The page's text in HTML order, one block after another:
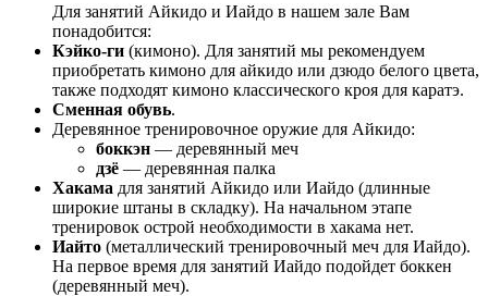
Для занятий Айкидо и Иайдо в нашем зале Вам
понадобится:
Кэйко-ги (кимоно). Для занятий мы рекомендуем
приобретать кимоно для айкидо или дзюдо белого цвета,
также подходят кимоно классического кроя для каратэ.
Сменная обувь.
Деревянное тренировочное оружие для Айкидо:
боккэн — деревянный меч
дзё — деревянная палка
Хакама для занятий Айкидо или Иайдо (длинные
широкие штаны в складку). На начальном этапе
тренировок острой необходимости в хакама нет.
Иайто (металлический тренировочный меч для Иайдо).
На первое время для занятий Иайдо подойдет боккен
(деревянный меч).